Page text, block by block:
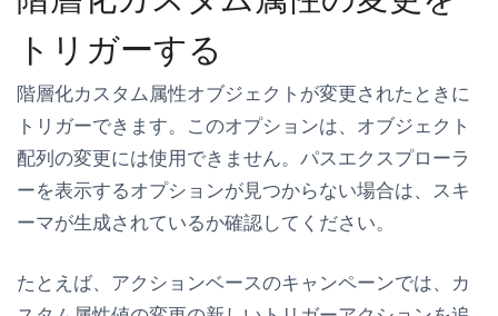
トリガーする
階層化カスタム属性オブジェクトが変更されたときに
トリガーできます。このオプションは、オブジェクト
配列の変更には使用できません。パスエクスプローラ
ーを表示するオプションが見つからない場合は、スキ
ーマが生成されているか確認してください。
たとえば、アクションベースのキャンペーンでは、 カ